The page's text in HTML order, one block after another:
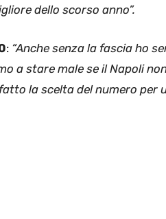
dello scorso anno”.
: “Anche senza la fascia ho
a stare male se il Napoli
la scelta del numero per